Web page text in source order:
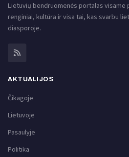
Lietuvių bendruomenės portalas visame
renginiai, kultūra ir visa tai, kas svarbu
diasporoje.
AKTUALIJOS
Čikagoje
Lietuvoje
Pasaulyje
Politika